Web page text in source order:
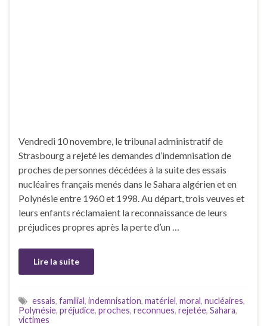
Vendredi 10 novembre, le tribunal administratif de
Strasbourg a rejeté les demandes d’indemnisation de
proches de personnes décédées à la suite des essais
nucléaires français menés dans le Sahara algérien et en
Polynésie entre 1960 et 1998. Au départ, trois veuves et
leurs enfants réclamaient la reconnaissance de leurs
préjudices propres après la perte d’un …
Lire la suite
essais, familial, indemnisation, matériel, moral, nucléaires,
Polynésie, préjudice, proches, reconnues, rejetée, Sahara,
victimes